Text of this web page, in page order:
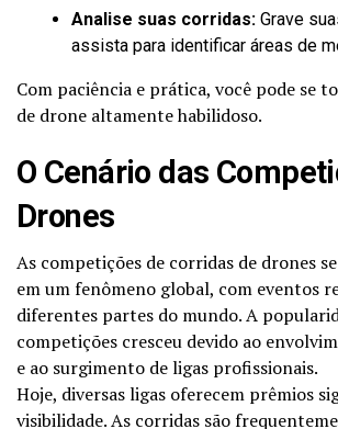
Analise suas corridas: Grave
assista para identificar áreas de
Com paciência e prática, você pode se
de drone altamente habilidoso.
O Cenário das
Drones
As competições de corridas de drones
em um fenômeno global, com eventos
diferentes partes do mundo. A
competições cresceu devido ao
e ao surgimento de ligas profissionais.
Hoje, diversas ligas oferecem prêmios
visibilidade. As corridas são